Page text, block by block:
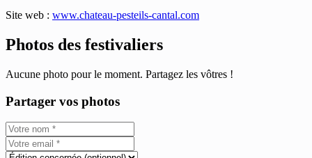
Site web : www.chateau-pesteils-cantal.com
Photos des festivaliers
Aucune photo pour le moment. Partagez les vôtres !
Partager vos photos